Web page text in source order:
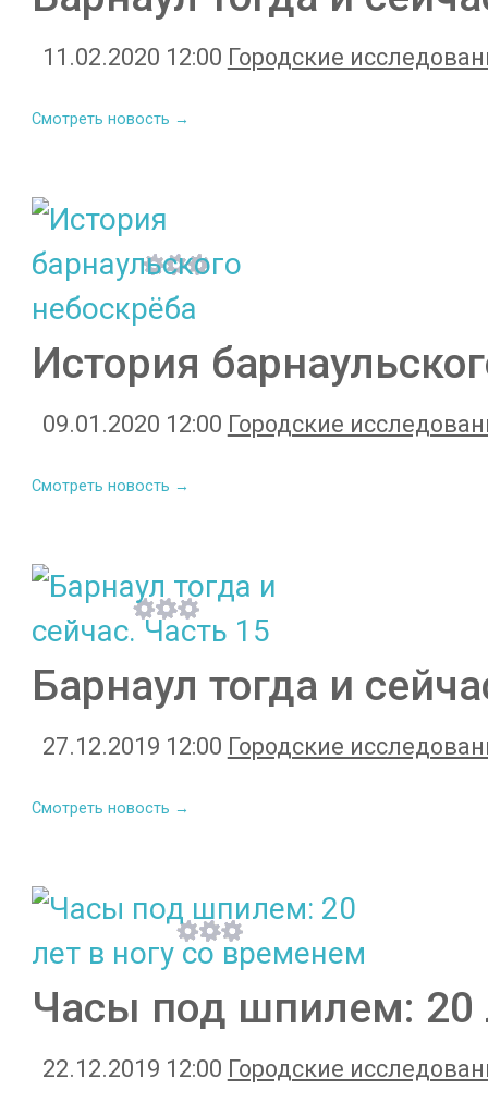
11.02.2020 12:00 Городские
Смотреть новость →
История
09.01.2020 12:00 Городские
Смотреть новость →
Барнаул тогда и
27.12.2019 12:00 Городские
Смотреть новость →
Часы под шпилем: 20
22.12.2019 12:00 Городские